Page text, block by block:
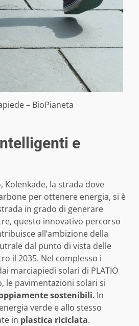
– BioPianeta
e
Kolenkade, la strada dove
per ottenere energia, si è
in grado di generare
questo innovativo percorso
all’ambizione della
dal punto di vista delle
il 2035. Nel complesso i
marciapiedi solari di PLATIO
le pavimentazioni solari si
sostenibili. In
verde e allo stesso
in plastica riciclata.